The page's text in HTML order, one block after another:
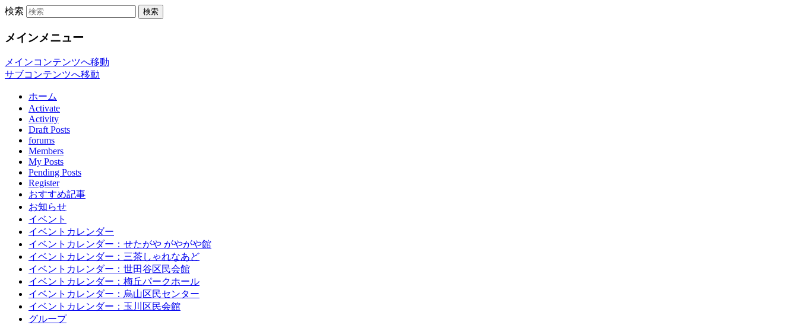
世田谷くみん手帖
ウェブサイトです。
検索
メインメニュー
メインコンテンツへ移動
サブコンテンツへ移動
ホーム
Activate
Activity
Draft Posts
forums
Members
My Posts
Pending Posts
Register
おすすめ記事
お知らせ
イベント
イベントカレンダー
イベントカレンダー：せたがや がやがや館
イベントカレンダー：三茶しゃれなあど
イベントカレンダー：世田谷区民会館
イベントカレンダー：梅丘パークホール
イベントカレンダー：烏山区民センター
イベントカレンダー：玉川区民会館
グループ